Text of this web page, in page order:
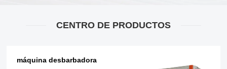
CENTRO DE PRODUCTOS
máquina desbarbadora